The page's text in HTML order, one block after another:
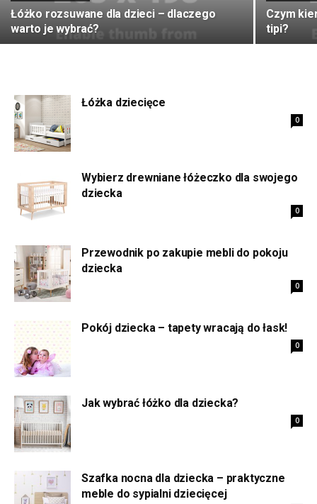
Łóżko rozsuwane dla dzieci – dlaczego
warto je wybrać?
Czym
tipi?
Łóżka dziecięce
0
Wybierz drewniane łóżeczko dla swojego
dziecka
0
Przewodnik po zakupie mebli do pokoju
dziecka
0
Pokój dziecka – tapety wracają do łask!
0
Jak wybrać łóżko dla dziecka?
0
Szafka nocna dla dziecka – praktyczne
meble do sypialni dziecięcej